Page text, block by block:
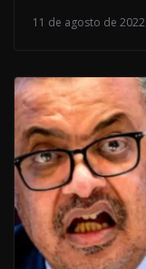
11 de agosto de 2022